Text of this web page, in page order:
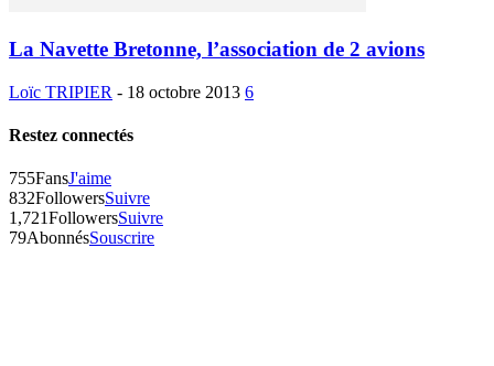
La Navette Bretonne, l’association de 2 avions
Loïc TRIPIER - 18 octobre 2013 6
Restez connectés
755FansJ'aime
832FollowersSuivre
1,721FollowersSuivre
79AbonnésSouscrire